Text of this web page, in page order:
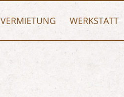
VERMIETUNG WERKSTATT